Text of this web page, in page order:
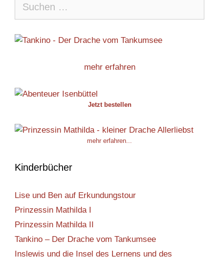
nach:
mehr erfahren
Jetzt bestellen
mehr erfahren...
Kinderbücher
Lise und Ben auf Erkundungstour
Prinzessin Mathilda I
Prinzessin Mathilda II
Tankino – Der Drache vom Tankumsee
Inslewis und die Insel des Lernens und des